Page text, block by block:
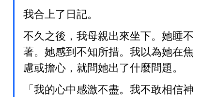
我合上了日記。
不久之後，我母親出來坐下。她睡不
著。她感到不知所措。我以為她在焦
慮或擔心，就問她出了什麼問題。
「我的心中感激不盡。我不敢相信神